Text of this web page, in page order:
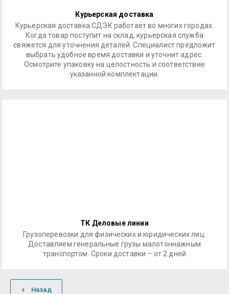
Курьерская доставка
Курьерская доставка СДЭК работает во многих городах.
Когда товар поступит на склад, курьерская служба
свяжется для уточнения деталей. Специалист предложит
выбрать удобное время доставки и уточнит адрес.
Осмотрите упаковку на целостность и соответствие
указанной комплектации.
ТК Деловые линии
Грузоперевозки для физических и юридических лиц.
Доставляем генеральные грузы малотоннажным
транспортом. Сроки доставки – от 2 дней
Назад